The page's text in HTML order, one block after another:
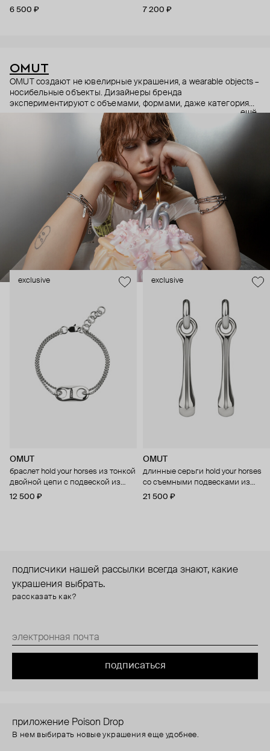
6 500 ₽
стали
7 200 ₽
OMUT
OMUT создают не ювелирные украшения, а wearable objects –
носибельные объекты. Дизайнеры бренда
экспериментируют с объемами, формами, даже категориями
украшений (цепи – не только на шею, но и на тело). В
результате получаются лаконичные украшения, но всегда с
неожиданными деталями: колье с пирсингом, шипованные
сердца и серьги-цепи. Украшения OMUT носят стилисты,
музыкальные исполнители и лидеры мнений: Алексей
Сухарев, Андрей Toxi$, Валя Карнавал и многие другие.
Эксклюзивно для Poison Drop бренд выпустил коллекцию
HOLD YOUR HORSES (Придержи своих коней),
вдохновленную удилами для контроля лошадей: не через
силу, а через точность давления.
ещё
exclusive
OMUT
браслет hold your horses из тонкой
двойной цепи с подвеской из
бронзы с родиевым покрытием
12 500 ₽
exclusive
OMUT
длинные серьги hold your horses
со съемными подвесками из
бронзы с родиевым покрытием
21 500 ₽
подписчики нашей рассылки всегда знают, какие
украшения выбрать.
рассказать как?
подписаться
приложение Poison Drop
В нем выбирать новые украшения еще удобнее.